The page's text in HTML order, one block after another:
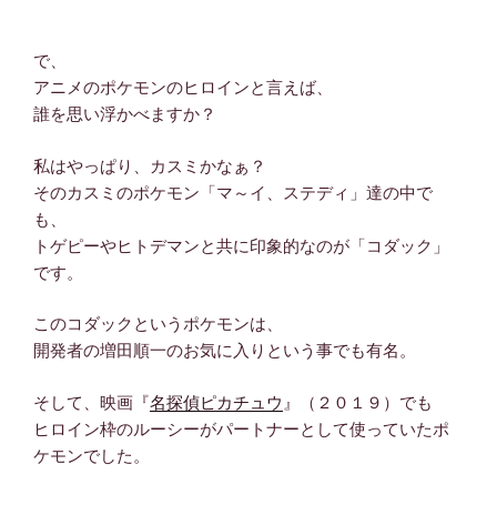
で、
アニメのポケモンのヒロインと言えば、
誰を思い浮かべますか？
私はやっぱり、カスミかなぁ？
そのカスミのポケモン「マ～イ、ステディ」達の中で
も、
トゲピーやヒトデマンと共に印象的なのが「コダック」
です。
このコダックというポケモンは、
開発者の増田順一のお気に入りという事でも有名。
そして、映画『名探偵ピカチュウ 』（２０１９）でも
ヒロイン枠のルーシーがパートナーとして使っていたポ
ケモンでした。